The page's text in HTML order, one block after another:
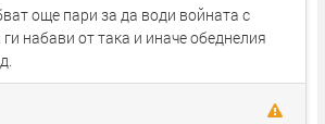
още пари за да води войната с
набави от така и иначе обеднелия